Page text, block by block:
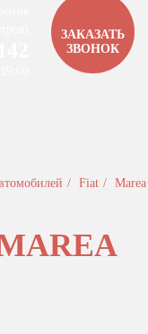
ЗАКАЗАТЬ
ЗВОНОК
Fiat
Marea